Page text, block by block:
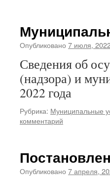
Опубликовано 7 июля,
Сведения об
(надзора) и
2022 года
Рубрика: Муниципальные
комментарий
Опубликовано 7 апреля,